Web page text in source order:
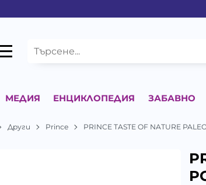
МЕДИЯ ЕНЦИКЛОПЕДИЯ ЗАБАВНО
Други Prince PRINCE TASTE OF NATURE